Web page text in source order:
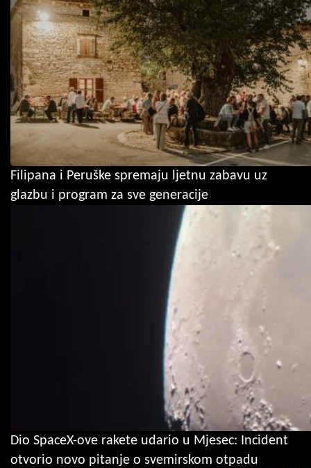
Filipana i Peruške spremaju ljetnu zabavu uz
glazbu i program za sve generacije
Dio SpaceX-ove rakete udario u Mjesec: Incident
otvorio novo pitanje o svemirskom otpadu